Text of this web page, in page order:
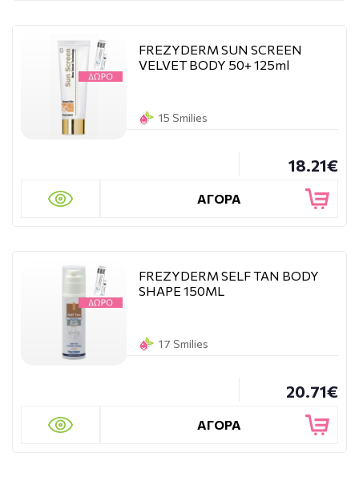
FREZYDERM SUN SCREEN
VELVET BODY 50+ 125ml
15 Smilies
18.21€
ΑΓΟΡΑ
FREZYDERM SELF TAN BODY
SHAPE 150ML
17 Smilies
20.71€
ΑΓΟΡΑ